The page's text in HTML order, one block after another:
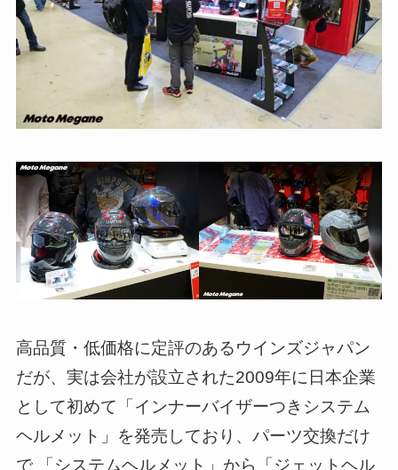
高品質・低価格に定評のあるウインズジャパン
だが、実は会社が設立された2009年に日本企業
として初めて「インナーバイザーつきシステム
ヘルメット」を発売しており、パーツ交換だけ
で 「システムヘルメット」から「ジェットヘル